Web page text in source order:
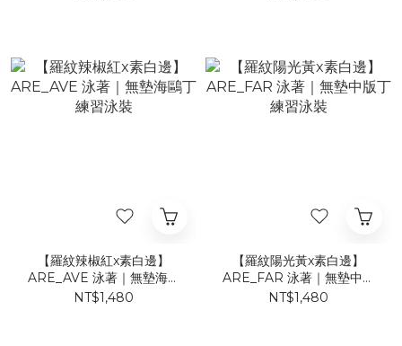
【羅紋辣椒紅x素白邊】
ARE_AVE 泳著｜無墊海鷗
丁練習泳裝
NT$1,480
【羅紋陽光黃x素白邊】
ARE_FAR 泳著｜無墊中版
丁練習泳裝
NT$1,480